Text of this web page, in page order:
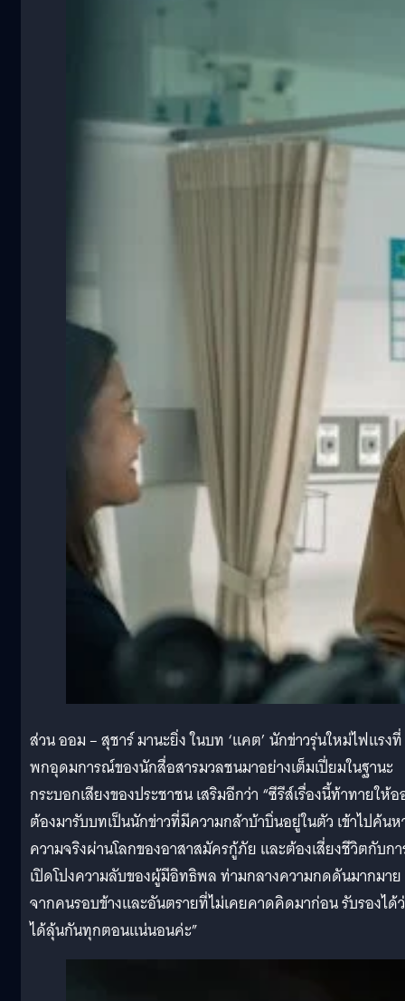
ส่วน ออม – สุชาร์ มานะยิ่ง ในบท ‘แคต’ นักข่าวรุ่นใหม่ไฟแรงที่
พกอุดมการณ์ของนักสื่อสารมวลชนมาอย่างเต็มเปี่ยมในฐานะ
กระบอกเสียงของประชาชน เสริมอีกว่า “ซีรีส์เรื่องนี้ท้าทายให้
ต้องมารับบทเป็นนักข่าวที่มีความกล้าบ้าบิ่นอยู่ในตัว เข้าไปค้นห
ความจริงผ่านโลกของอาสาสมัครกู้ภัย และต้องเสี่ยงชีวิตกับก
เปิดโปงความลับของผู้มีอิทธิพล ท่ามกลางความกดดันมากมาย
จากคนรอบข้างและอันตรายที่ไม่เคยคาดคิดมาก่อน รับรองได้
ได้ลุ้นกันทุกตอนแน่นอนค่ะ”